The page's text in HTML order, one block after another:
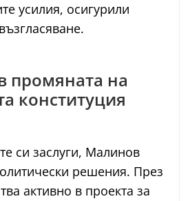
усилия, осигурили
промяната на
конституция
си заслуги, Малинов
решения. През
активно в проекта за